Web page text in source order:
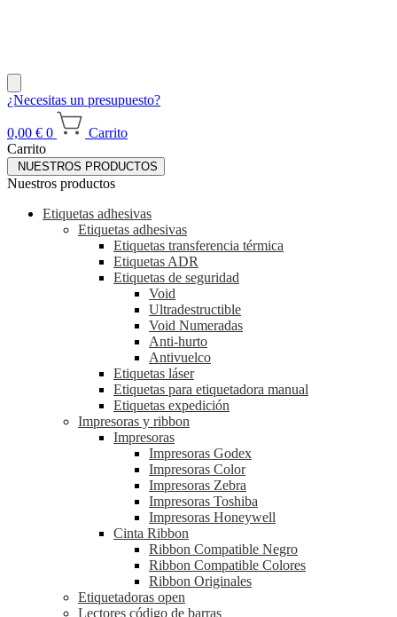
¿Necesitas un presupuesto?
0,00 € 0
Carrito
Carrito
NUESTROS PRODUCTOS
Nuestros productos
Etiquetas adhesivas
Etiquetas adhesivas
Etiquetas transferencia térmica
Etiquetas ADR
Etiquetas de seguridad
Void
Ultradestructible
Void Numeradas
Anti-hurto
Antivuelco
Etiquetas láser
Etiquetas para etiquetadora manual
Etiquetas expedición
Impresoras y ribbon
Impresoras
Impresoras Godex
Impresoras Color
Impresoras Zebra
Impresoras Toshiba
Impresoras Honeywell
Cinta Ribbon
Ribbon Compatible Negro
Ribbon Compatible Colores
Ribbon Originales
Etiquetadoras open
Lectores código de barras